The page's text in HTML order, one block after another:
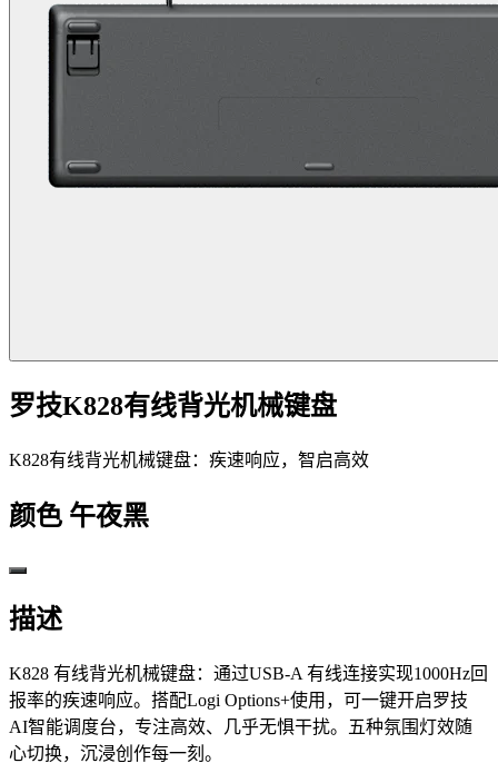
罗技K828有线背光机械键盘
K828有线背光机械键盘：疾速响应，智启高效
颜色 午夜黑
描述
K828 有线背光机械键盘：通过USB-A 有线连接实现1000Hz回
报率的疾速响应。搭配Logi Options+使用，可一键开启罗技
AI智能调度台，专注高效、几乎无惧干扰。五种氛围灯效随
心切换，沉浸创作每一刻。